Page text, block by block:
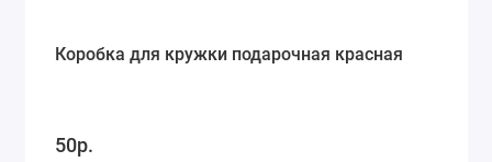
Коробка для кружки подарочная красная
50р.